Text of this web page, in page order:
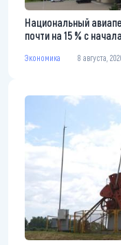
Национальный
почти на 15 % с
Экономика 8 августа,